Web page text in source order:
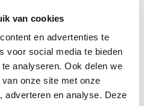
van cookies
en advertenties te
voor social media te bieden
analyseren. Ook delen we
onze site met onze
adverteren en analyse. Deze